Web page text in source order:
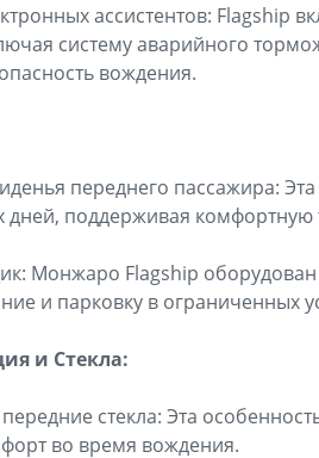
ассистентов: Flagship
систему аварийного
вождения.
переднего пассажира:
дней, поддерживая комфортную
Монжаро Flagship оборудован
и парковку в ограниченных
и Стекла:
стекла: Эта
во время вождения.